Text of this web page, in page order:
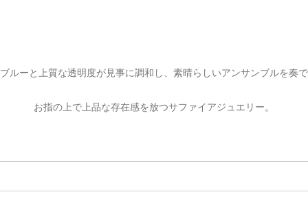
ルーと上質な透明度が見事に調和し、素晴らしいアンサンブルを奏
お指の上で上品な存在感を放つサファイアジュエリー。